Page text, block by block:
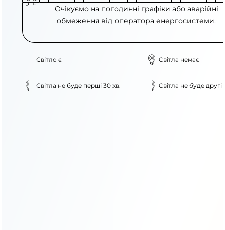
Очікуємо на погодинні графіки або аварійні
обмеження від оператора енергосистеми.
Світло є Світла немає
Світла не буде перші 30 хв. Світла не буде другі